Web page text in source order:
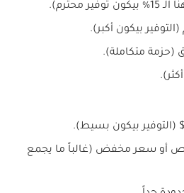
(حزمة متكاملة).
أو سعر مخفض (غالباً ما يجمع